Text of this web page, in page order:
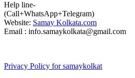
Help line-
(Call+WhatsApp+Telegram)
Website: Samay Kolkata.com
Email : info.samaykolkata@gmail.com
Privacy Policy for samaykolkat